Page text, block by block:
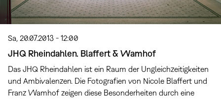
Sa, 20.07.2013 - 12:00
JHQ Rheindahlen. Blaffert & Wamhof
Das JHQ Rheindahlen ist ein Raum der Ungleichzeitigkeiten
und Ambivalenzen. Die Fotografien von Nicole Blaffert und
Franz Wamhof zeigen diese Besonderheiten durch eine